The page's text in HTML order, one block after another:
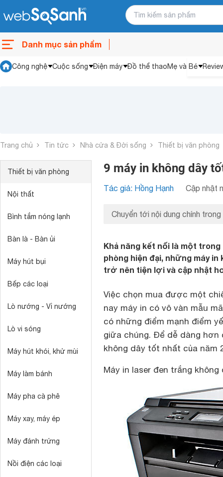
Danh mục sản phẩm
Công nghệ Cuộc sống Điện máy Đồ thể thaoMẹ và Bé
Trang chủ Tin tức Nhà cửa & Đời sống Thiết bị văn phòng
Thiết bị văn phòng
Nội thất
Bình tắm nóng lạnh
Bàn là - Bàn ủi
Máy hút bụi
Bếp các loại
Lò nướng - Vỉ nướng
Lò vi sóng
Máy hút khói, khử mùi
Máy làm bánh
Máy pha cà phê
Máy xay, máy ép
Máy đánh trứng
Nồi điện các loại
9 máy in không dây
Tác giả: Hồng Hạnh Cập nhật
Chuyển tới nội dung chính trong
Khả năng kết nối là một
phòng hiện đại, những máy in
trở nên tiện lợi và cập nhật
Việc chọn mua được một
nay máy in có vô vàn mẫu
có những điểm mạnh điểm
giữa chúng. Để dễ dàng hơn
không dây tốt nhất của năm
Máy in laser đen trắng không